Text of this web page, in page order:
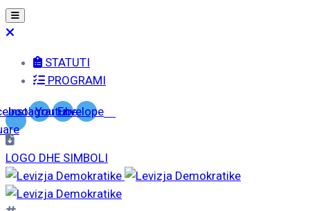
STATUTI
PROGRAMI
Instagram
YoutubeEnvelope
LOGO DHE SIMBOLI